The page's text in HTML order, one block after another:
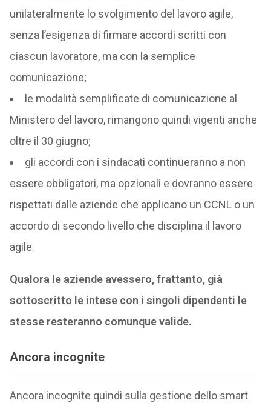
unilateralmente lo svolgimento del lavoro agile,
senza l’esigenza di firmare accordi scritti con
ciascun lavoratore, ma con la semplice
comunicazione;
le modalità semplificate di comunicazione al
Ministero del lavoro, rimangono quindi vigenti anche
oltre il 30 giugno;
gli accordi con i sindacati continueranno a non
essere obbligatori, ma opzionali e dovranno essere
rispettati dalle aziende che applicano un CCNL o un
accordo di secondo livello che disciplina il lavoro
agile.
Qualora le aziende avessero, frattanto, già
sottoscritto le intese con i singoli dipendenti le
stesse resteranno comunque valide.
Ancora incognite
Ancora incognite quindi sulla gestione dello smart